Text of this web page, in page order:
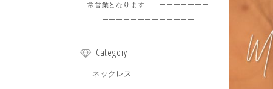
常営業となります ーーーーーーー
ーーーーーーーーーーーーー
Category
ネックレス